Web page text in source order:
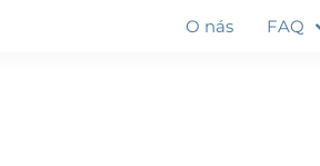
O nás FAQ